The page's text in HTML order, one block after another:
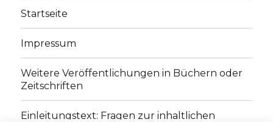
Startseite
Impressum
Weitere Veröffentlichungen in Büchern oder
Zeitschriften
Einleitungstext: Fragen zur inhaltlichen